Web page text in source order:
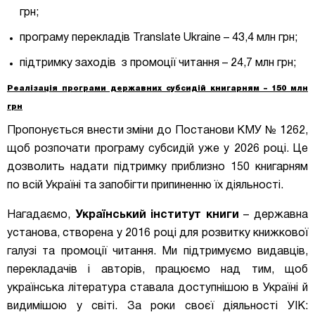
грн;
програму перекладів Translate Ukraine – 43,4 млн грн;
підтримку заходів з промоції читання – 24,7 млн грн;
Реалізація програми державних субсидій книгарням – 150 млн
грн
Пропонується внести зміни до Постанови КМУ № 1262,
щоб розпочати програму субсидій уже у 2026 році. Це
дозволить надати підтримку приблизно 150 книгарням
по всій Україні та запобігти припиненню їх діяльності.
Нагадаємо, Український інститут книги – державна
установа, створена у 2016 році для розвитку книжкової
галузі та промоції читання. Ми підтримуємо видавців,
перекладачів і авторів, працюємо над тим, щоб
українська література ставала доступнішою в Україні й
видимішою у світі. За роки своєї діяльності УІК: